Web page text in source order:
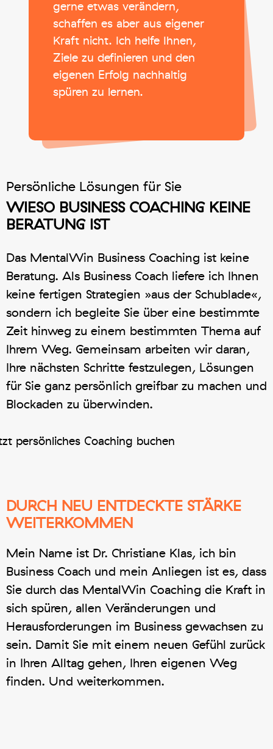
gerne etwas verändern,
schaffen es aber aus eigener
Kraft nicht. Ich helfe Ihnen,
Ziele zu definieren und den
eigenen Erfolg nachhaltig
spüren zu lernen.
Persönliche Lösungen für Sie
WIESO BUSINESS COACHING KEINE
BERATUNG IST
Das MentalWin Business Coaching ist keine
Beratung. Als Business Coach liefere ich Ihnen
keine fertigen Strategien »aus der Schublade«,
sondern ich begleite Sie über eine bestimmte
Zeit hinweg zu einem bestimmten Thema auf
Ihrem Weg. Gemeinsam arbeiten wir daran,
Ihre nächsten Schritte festzulegen, Lösungen
für Sie ganz persönlich greifbar zu machen und
Blockaden zu überwinden.
persönliches Coaching buchen
DURCH NEU ENTDECKTE STÄRKE
WEITERKOMMEN
Mein Name ist Dr. Christiane Klas, ich bin
Business Coach und mein Anliegen ist es, dass
Sie durch das MentalWin Coaching die Kraft in
sich spüren, allen Veränderungen und
Herausforderungen im Business gewachsen zu
sein. Damit Sie mit einem neuen Gefühl zurück
in Ihren Alltag gehen, Ihren eigenen Weg
finden. Und weiterkommen.